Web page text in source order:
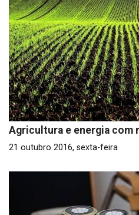
Agricultura e energia com
21 outubro 2016, sexta-feira